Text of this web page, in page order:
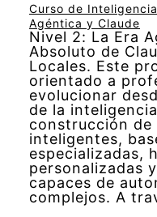
Curso de
Agéntica y Claude
Nivel 2: La Era
Absoluto de
Locales. Este
orientado a
evolucionar
de la
construcción de
inteligentes,
especializadas,
personalizadas
capaces de
complejos. A